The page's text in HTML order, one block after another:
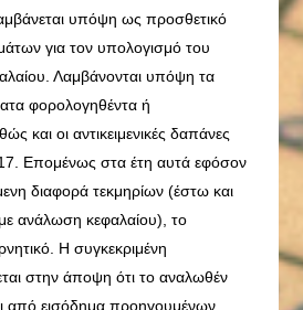
υπόψη ως προσθετικό
για τον υπολογισμό του
Λαμβάνονται υπόψη τα
φορολογηθέντα ή
και οι αντικειμενικές δαπάνες
Επομένως στα έτη αυτά εφόσον
διαφορά τεκμηρίων (έστω και
ανάλωση κεφαλαίου), το
Η συγκεκριμένη
στην άποψη ότι το αναλωθέν
από εισόδημα προηγουμένων